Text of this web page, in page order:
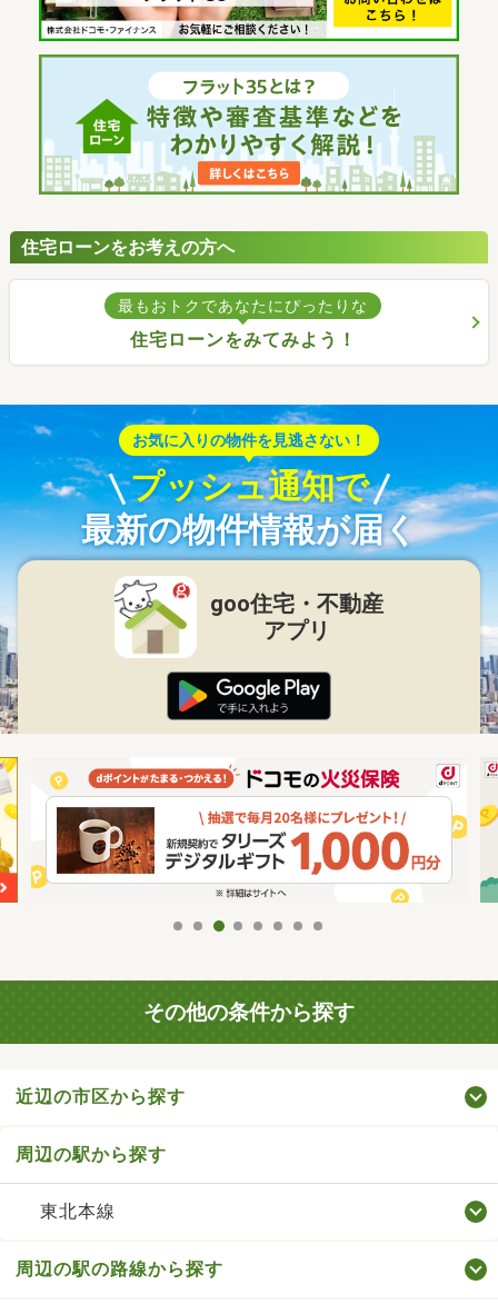
住宅ローンをお考えの方へ
最もおトクであなたにぴったりな
住宅ローンをみてみよう！
お気に入りの物件を見逃さない！
プッシュ通知で
最新の物件情報が届く
goo住宅・不動産
アプリ
その他の条件から探す
近辺の市区から探す
周辺の駅から探す
東北本線
周辺の駅の路線から探す